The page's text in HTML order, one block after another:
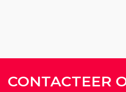
CONTACTEER